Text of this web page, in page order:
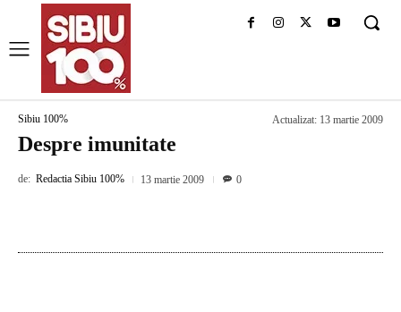
Sibiu 100% Actualizat: 13 martie 2009
Despre imunitate
de: Redactia Sibiu 100% 13 martie 2009 0